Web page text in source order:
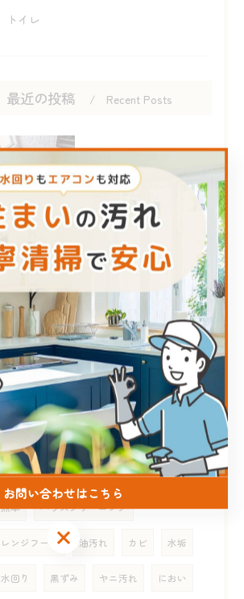
トイレ
最近の投稿 Recent Posts
2026/08/09
#INAGA#ハウスクリーニング#泗水町#合志市#エアコンク...
2026/08/07
#INAGA#ハウスクリーニング#熊本#近く#オススメ
2026/08/06
#ハウスクリーニング #熊本 #inaga #地域密着 #フ...
タグ Tags
熊本 ハウスクリーニング
レンジフード 油汚れ カビ 水垢
水回り 黒ずみ ヤニ汚れ におい
お問い合わせはこちら
お問い合わせはこちら